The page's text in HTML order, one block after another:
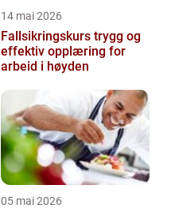
14 mai 2026
Fallsikringskurs trygg og
effektiv opplæring for
arbeid i høyden
05 mai 2026